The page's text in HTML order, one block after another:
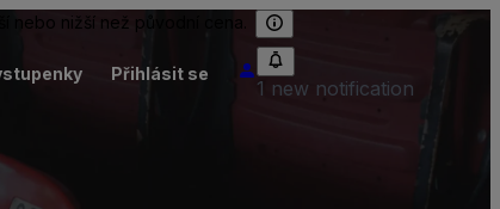
nebo nižší než původní cena.
Přihlásit se
1 new notification